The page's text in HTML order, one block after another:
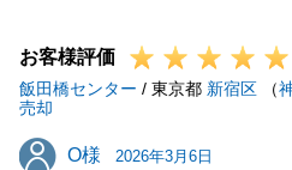
今後とも、どうぞ、よろしく
お客様評価
飯田橋センター / 東京都 新宿区 （
売却
O様
O様 2026年3月6日